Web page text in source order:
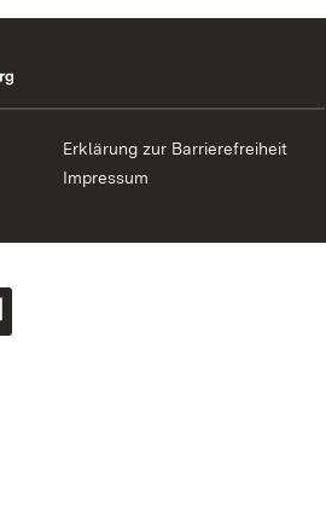
Erklärung zur Barrierefreiheit
Impressum